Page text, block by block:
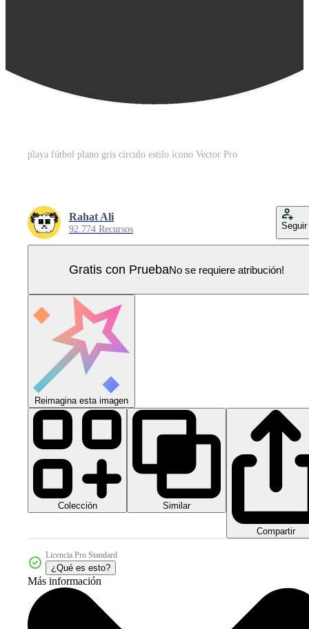
playa fútbol plano gris circulo estilo icono Vector Pro
Rahat Ali
92.774 Recursos Seguir
Gratis con PruebaNo se requiere atribución!
Reimagina esta imagen
Colección Similar
Compartir
Licencia Pro Standard
¿Qué es esto?
Más información